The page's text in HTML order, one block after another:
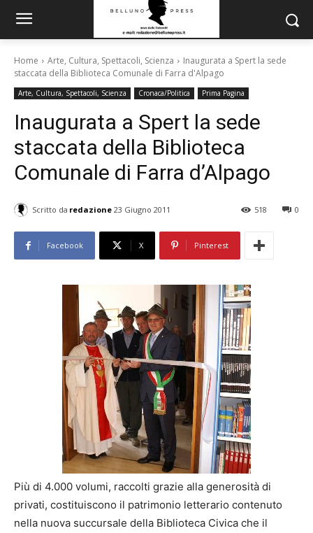
Home Arte, Cultura, Spettacoli, Scienza
Inaugurata a Spert la sede
staccata della Biblioteca Comunale di Farra d'Alpago
Arte, Cultura, Spettacoli, Scienza Cronaca/Politica Prima Pagina
Inaugurata a Spert la sede
staccata della Biblioteca
Comunale di Farra d’Alpago
Scritto da redazione 23 Giugno 2011 0
518
Facebook X Pinterest
Più di 4.000 volumi, raccolti grazie alla generosità di
privati, costituiscono il patrimonio letterario contenuto
nella nuova succursale della Biblioteca Civica che il